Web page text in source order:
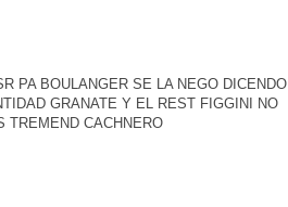
PA BOULANGER SE LA NEGO DICENDO
GRANATE Y EL REST FIGGINI NO
TREMEND CACHNERO